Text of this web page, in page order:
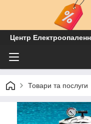
Центр
Товари та послуги